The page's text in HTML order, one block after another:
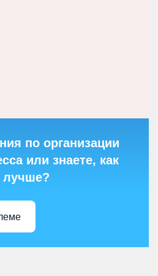
по организации
или знаете, как
лучше?